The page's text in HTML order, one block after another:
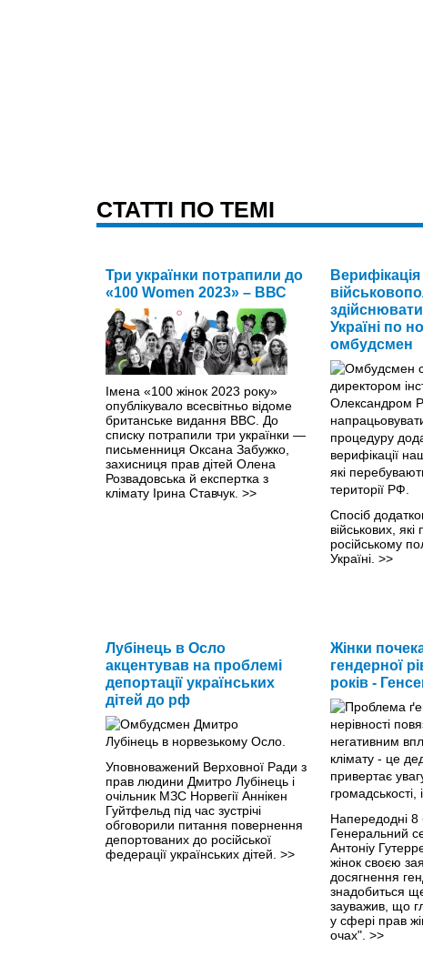
CТАТТІ ПО ТЕМІ
Три українки потрапили до
«100 Women 2023» – ВВС
Імена «100 жінок 2023 року»
опублікувало всесвітньо відоме
британське видання BBC. До
списку потрапили три українки —
письменниця Оксана Забужко,
захисниця прав дітей Олена
Розвадовська й експертка з
клімату Ірина Ставчук. >>
Верифікація
Україні по
омбудсмен
Спосіб
військових,
російському
Україні. >>
Лубінець в Осло
акцентував на проблемі
депортації українських
дітей до рф
Уповноважений Верховної Ради з
прав людини Дмитро Лубінець і
очільник МЗС Норвегії Аннікен
Гуйтфельд під час зустрічі
обговорили питання повернення
депортованих до російської
федерації українських дітей. >>
Жінки
гендерної
років -
Напередодні 8
Генеральний
Антоніу
жінок своєю
досягнення
знадобиться
зауважив, що
у сфері прав
очах". >>